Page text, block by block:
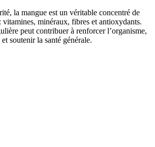
la mangue est un véritable concentré de
vitamines, minéraux, fibres et antioxydants.
peut contribuer à renforcer l’organisme,
soutenir la santé générale.